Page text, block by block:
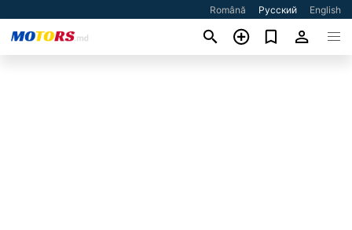
Română Русский English